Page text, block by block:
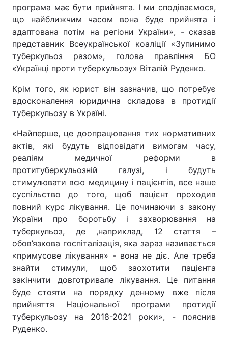
програма має бути прийнята. І ми сподіваємося,
що найближчим часом вона буде прийнята і
адаптована потім на регіони України», - сказав
представник Всеукраїнської коаліції «Зупинимо
туберкульоз разом», голова правління БО
«Українці проти туберкульозу» Віталій Руденко.
Крім того, як юрист він зазначив, що потребує
вдосконалення юридична складова в протидії
туберкульозу в Україні.
«Найперше, це доопрацювання тих нормативних
актів, які будуть відповідати вимогам часу,
реаліям медичної реформи в
протитуберкульозній галузі, і будуть
стимулювати всю медицину і пацієнтів, все наше
суспільство до того, щоб пацієнт проходив
повний курс лікування. Це починаючи з закону
України про боротьбу і захворювання на
туберкульоз, де ,наприклад, 12 стаття –
обов’язкова госпіталізація, яка зараз називається
«примусове лікування» - вона не діє. Але треба
знайти стимули, щоб заохотити пацієнта
закінчити довготривале лікування. Це питання
буде стояти на порядку денному вже після
прийняття Національної програми протидії
туберкульозу на 2018-2021 роки», - пояснив
Руденко.